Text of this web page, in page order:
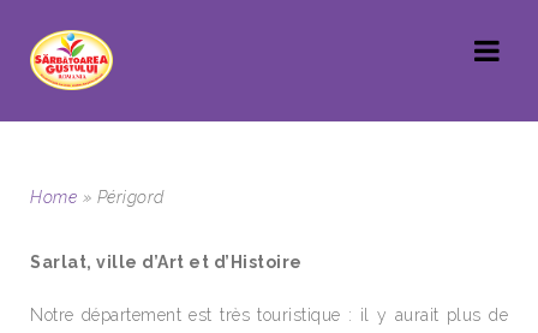
Home » Périgord
Sarlat, ville d’Art et d’Histoire
Notre département est très touristique : il y aurait plus de